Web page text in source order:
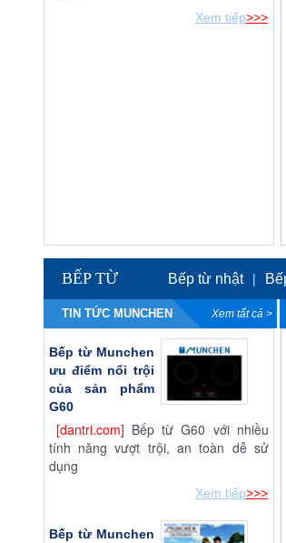
Xem tiếp>>>
BẾP TỪ Bếp từ nhật |
TIN TỨC MUNCHEN Xem tất cả >
Bếp từ Munchen
ưu điểm nổi trội
của sản phẩm
G60
[dantri.com] Bếp từ G60 với nhiều
tính năng vượt trội, an toàn dễ sử
dụng
Xem tiếp>>>
Bếp từ Munchen